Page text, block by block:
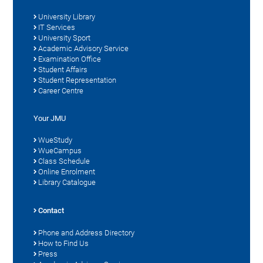
University Library
IT Services
University Sport
Academic Advisory Service
Examination Office
Student Affairs
Student Representation
Career Centre
Your JMU
WueStudy
WueCampus
Class Schedule
Online Enrolment
Library Catalogue
Contact
Phone and Address Directory
How to Find Us
Press